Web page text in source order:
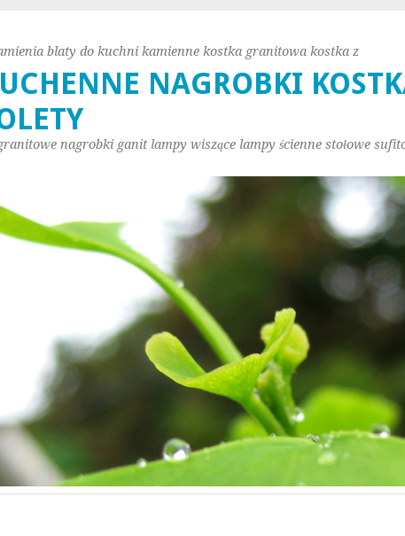
NAGROBKI
blaty do kuchni kamienne kostka granitowa kostka z
nagrobki ganit lampy wiszące lampy ścienne stołowe